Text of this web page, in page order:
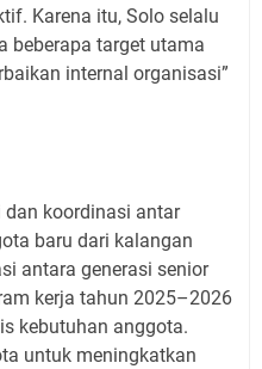
Karena itu, Solo selalu
beberapa target utama
internal organisasi”
koordinasi antar
baru dari kalangan
antara generasi senior
kerja tahun 2025–2026
kebutuhan anggota.
untuk meningkatkan